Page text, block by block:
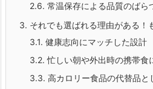
2.6. 常温保存による品質のばら
3. それでも選ばれる理由がある！
3.1. 健康志向にマッチした設計
3.2. 忙しい朝や外出時の携帯食
3.3. 高カロリー食品の代替品と